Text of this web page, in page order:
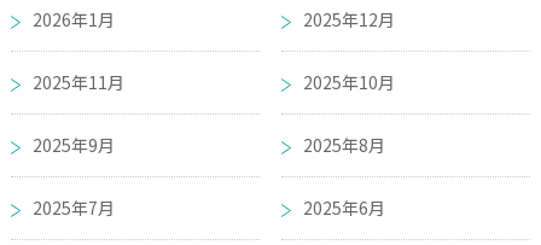
2026年1月 2025年12月
2025年11月 2025年10月
2025年9月 2025年8月
2025年7月 2025年6月